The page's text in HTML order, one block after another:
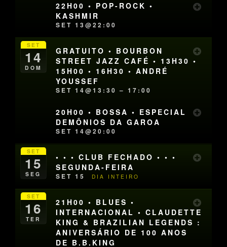
22H00 • POP-ROCK •
KASHMIR
SET 13@22:00
SET
14
DOM
GRATUITO • BOURBON
STREET JAZZ CAFÉ • 13H30 •
15H00 • 16H30 • ANDRÉ
YOUSSEF
SET 14@13:30 – 17:00
20H00 • BOSSA • ESPECIAL
DEMÔNIOS DA GAROA
SET 14@20:00
SET
15
SEG
• • • CLUB FECHADO • • •
SEGUNDA-FEIRA
SET 15 DIA INTEIRO
SET
16
TER
21H00 • BLUES •
INTERNACIONAL • CLAUDETTE
KING & BRAZILIAN LEGENDS :
ANIVERSÁRIO DE 100 ANOS
DE B.B.KING